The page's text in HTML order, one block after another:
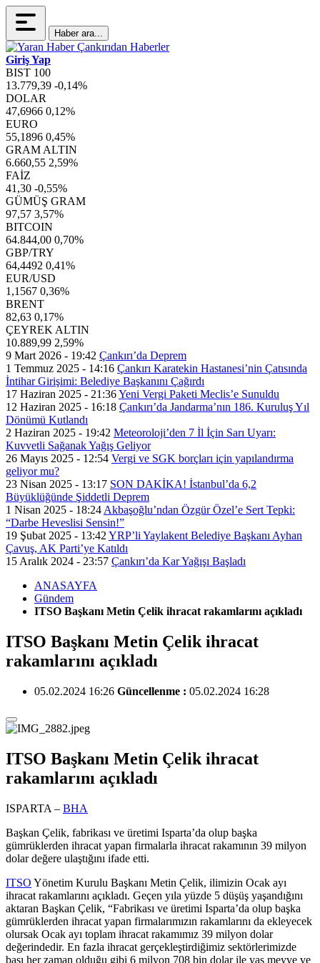
Haber ara...
Giriş Yap
BIST 100
13.779,39 -0,14%
DOLAR
47,6966 0,12%
EURO
55,1896 0,45%
GRAM ALTIN
6.660,55 2,59%
FAİZ
41,30 -0,55%
GÜMÜŞ GRAM
97,57 3,57%
BITCOIN
64.844,00 0,70%
GBP/TRY
64,4492 0,41%
EUR/USD
1,1567 0,36%
BRENT
82,63 0,17%
ÇEYREK ALTIN
10.889,99 2,59%
9 Mart 2026 - 19:42 Çankırı’da Deprem
1 Temmuz 2025 - 14:16 Çankırı Karatekin Hastanesi’nin Çatısında
İntihar Girişimi: Belediye Başkanını Çağırdı
17 Haziran 2025 - 21:36Yeni Vergi Paketi Meclis’e Sunuldu
12 Haziran 2025 - 16:18 Çankırı’da Jandarma’nın 186. Kuruluş Yıl
Dönümü Kutlandı
2 Haziran 2025 - 19:42 Meteoroloji’den 7 İl İçin Sarı Uyarı:
Kuvvetli Sağanak Yağış Geliyor
26 Mayıs 2025 - 12:54 Vergi ve SGK borçları için yapılandırma
geliyor mu?
23 Nisan 2025 - 13:17 SON DAKİKA! İstanbul’da 6,2
Büyüklüğünde Şiddetli Deprem
1 Nisan 2025 - 18:24 Akbaşoğlu’ndan Özgür Özel’e Sert Tepki:
“Darbe Heveslisi Sensin!”
19 Şubat 2025 - 13:42 YRP’li Yaylakent Belediye Başkanı Ayhan
Çavuş, AK Parti’ye Katıldı
15 Aralık 2024 - 23:57 Çankırı’da Kar Yağışı Başladı
ANASAYFA
Gündem
ITSO Başkanı Metin Çelik ihracat rakamlarını açıkladı
ITSO Başkanı Metin Çelik ihracat
rakamlarını açıkladı
05.02.2024 16:26 Güncellenme : 05.02.2024 16:28
ITSO Başkanı Metin Çelik ihracat
rakamlarını açıkladı
ISPARTA – BHA
Başkan Çelik, fabrikası ve üretimi Isparta’da olup başka
gümrüklerden ihracat yapan firmalarla ihracat rakamının 39 milyon
dolar değere ulaştığını ifade etti.
ITSO Yönetim Kurulu Başkanı Metin Çelik, ilimizin Ocak ayı
ihracat rakamlarını açıkladı. Geçen yıla yüzde 5 düşüş yaşandığını
aktaran Başkan Çelik, “Fabrikası ve üretimi Isparta’da olup başka
gümrüklerden ihracat yapan firmalarımızın rakamlarını da ekleyecek
olursak Ocak ayı toplam ihracat rakamımız 39 milyon dolar
değerindedir. En fazla ihracat gerçekleştirdiğimiz sektörlerimizde
başı her zaman olduğu gibi 6 milyon 708 bin dolar ile yaş meyve ve